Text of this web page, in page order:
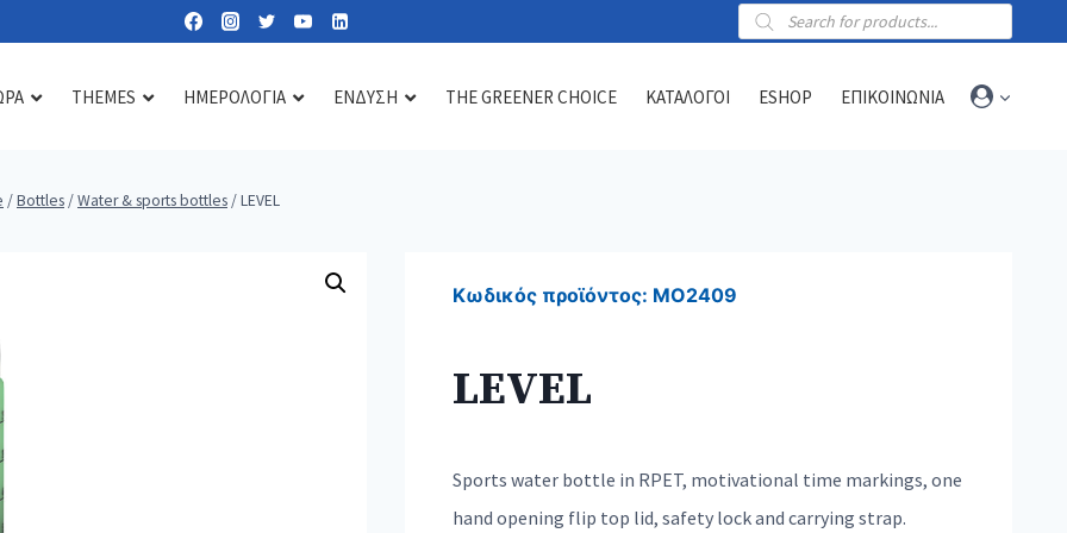
Products
search
THEMES ΗΜΕΡΟΛΟΓΙΑ ΕΝΔΥΣΗ THE GREENER CHOICE ΚΑΤΑΛΟΓΟΙ ESHOP ΕΠΙΚΟΙΝΩΝΙΑ
/Bottles /Water & sports bottles /LEVEL
Κωδικός προϊόντος: MO2409
LEVEL
Sports water bottle in RPET, motivational time markings, one
hand opening flip top lid, safety lock and carrying strap.